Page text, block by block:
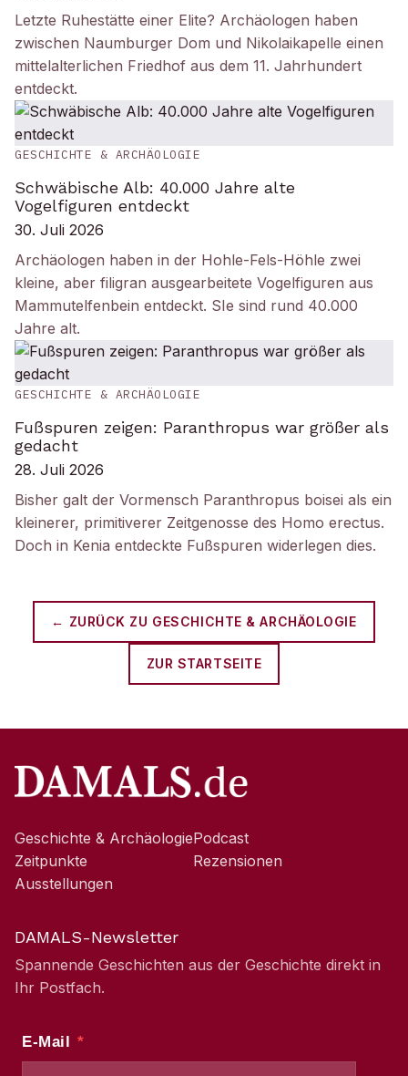
Letzte Ruhestätte einer Elite? Archäologen haben
zwischen Naumburger Dom und Nikolaikapelle einen
mittelalterlichen Friedhof aus dem 11. Jahrhundert
entdeckt.
GESCHICHTE & ARCHÄOLOGIE
Schwäbische Alb: 40.000 Jahre alte
Vogelfiguren entdeckt
30. Juli 2026
Archäologen haben in der Hohle-Fels-Höhle zwei
kleine, aber filigran ausgearbeitete Vogelfiguren aus
Mammutelfenbein entdeckt. SIe sind rund 40.000
Jahre alt.
GESCHICHTE & ARCHÄOLOGIE
Fußspuren zeigen: Paranthropus war größer als
gedacht
28. Juli 2026
Bisher galt der Vormensch Paranthropus boisei als ein
kleinerer, primitiverer Zeitgenosse des Homo erectus.
Doch in Kenia entdeckte Fußspuren widerlegen dies.
← ZURÜCK ZU GESCHICHTE & ARCHÄOLOGIE
ZUR STARTSEITE
Geschichte & Archäologie
Zeitpunkte
Ausstellungen
Podcast
Rezensionen
DAMALS-Newsletter
Spannende Geschichten aus der Geschichte direkt in
Ihr Postfach.